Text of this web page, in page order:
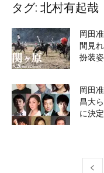
タグ: 北村有起哉
岡田
間見
扮装
岡田
昌大
に決定